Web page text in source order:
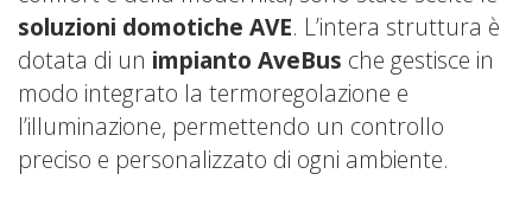
soluzioni domotiche AVE. L’intera struttura è
dotata di un impianto AveBus che gestisce in
modo integrato la termoregolazione e
l’illuminazione, permettendo un controllo
preciso e personalizzato di ogni ambiente.